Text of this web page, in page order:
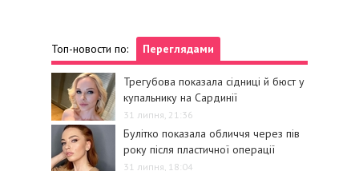
Топ-новости по: Переглядами
Трегубова показала сідниці й бюст у
купальнику на Сардинії
31 липня, 21:36
Булітко показала обличчя через пів
року після пластичної операції
31 липня, 18:04